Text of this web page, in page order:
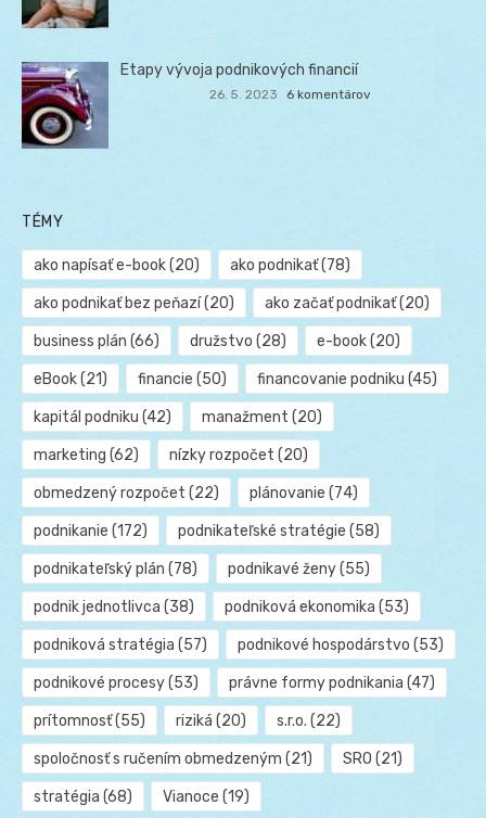
Etapy vývoja podnikových financií
26. 5. 2023 6 komentárov
TÉMY
ako napísať e-book(20) ako podnikať(78)
ako podnikať bez peňazí(20) ako začať podnikať(20)
business plán (66) družstvo (28) e-book(20)
eBook(21) financie (50) financovanie podniku (45)
kapitál podniku (42) manažment (20)
marketing (62) nízky rozpočet (20)
obmedzený rozpočet (22) plánovanie (74)
podnikanie (172) podnikateľské stratégie (58)
podnikateľský plán (78) podnikavé ženy(55)
podnik jednotlivca (38) podniková ekonomika (53)
podniková stratégia (57) podnikové hospodárstvo (53)
podnikové procesy(53) právne formy podnikania (47)
prítomnosť(55) riziká (20) s.r.o. (22)
spoločnosť s ručením obmedzeným (21) SRO (21)
stratégia (68) Vianoce (19)